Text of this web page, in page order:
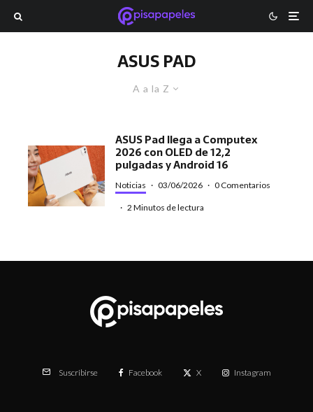
ASUS PAD
A a la Z
ASUS Pad llega a Computex
2026 con OLED de 12,2
pulgadas y Android 16
Noticias · 03/06/2026 · 0 Comentarios
· 2 Minutos de lectura
Suscribirse Facebook X Instagram